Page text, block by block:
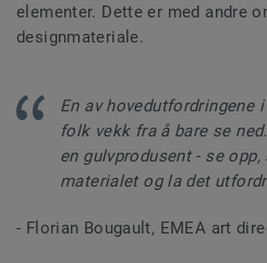
elementer. Dette er med andre
designmateriale.
En av hovedutfordringene
folk vekk fra å bare se
en gulvprodusent - se
materialet og la det
- Florian Bougault, EMEA art